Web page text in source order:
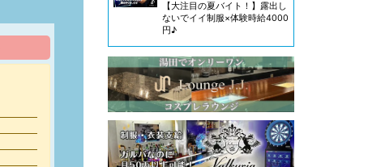
【大注目の夏バイト！】露出し
ないでイイ制服×体験時給4000
円♪